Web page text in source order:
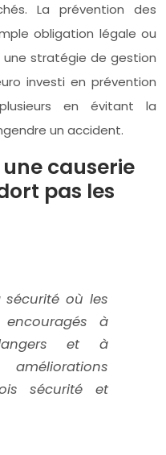
La prévention des
obligation légale ou
une stratégie de gestion
investi en prévention
en évitant la
un accident.
causerie
pas les
où les
à
et à
sécurité et